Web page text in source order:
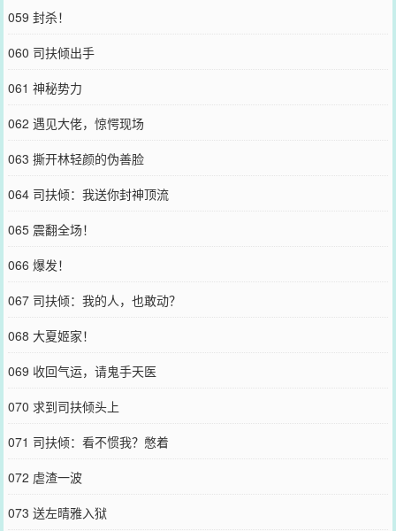
059 封杀！
060 司扶倾出手
061 神秘势力
062 遇见大佬，惊愕现场
063 撕开林轻颜的伪善脸
064 司扶倾：我送你封神顶流
065 震翻全场！
066 爆发！
067 司扶倾：我的人，也敢动？
068 大夏姬家！
069 收回气运，请鬼手天医
070 求到司扶倾头上
071 司扶倾：看不惯我？憋着
072 虐渣一波
073 送左晴雅入狱